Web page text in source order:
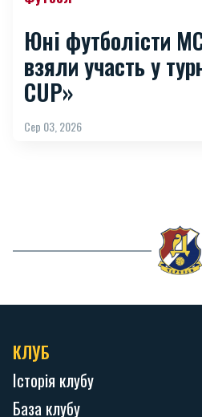
Юні футболісти
взяли участь у
CUP»
Сер 03, 2026
КЛУБ
Історія клубу
База клубу